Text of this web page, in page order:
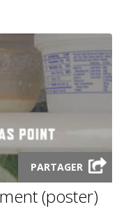
PARTAGER
(poster)